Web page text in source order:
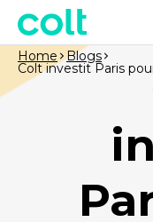
Home Blogs
Colt investit Paris